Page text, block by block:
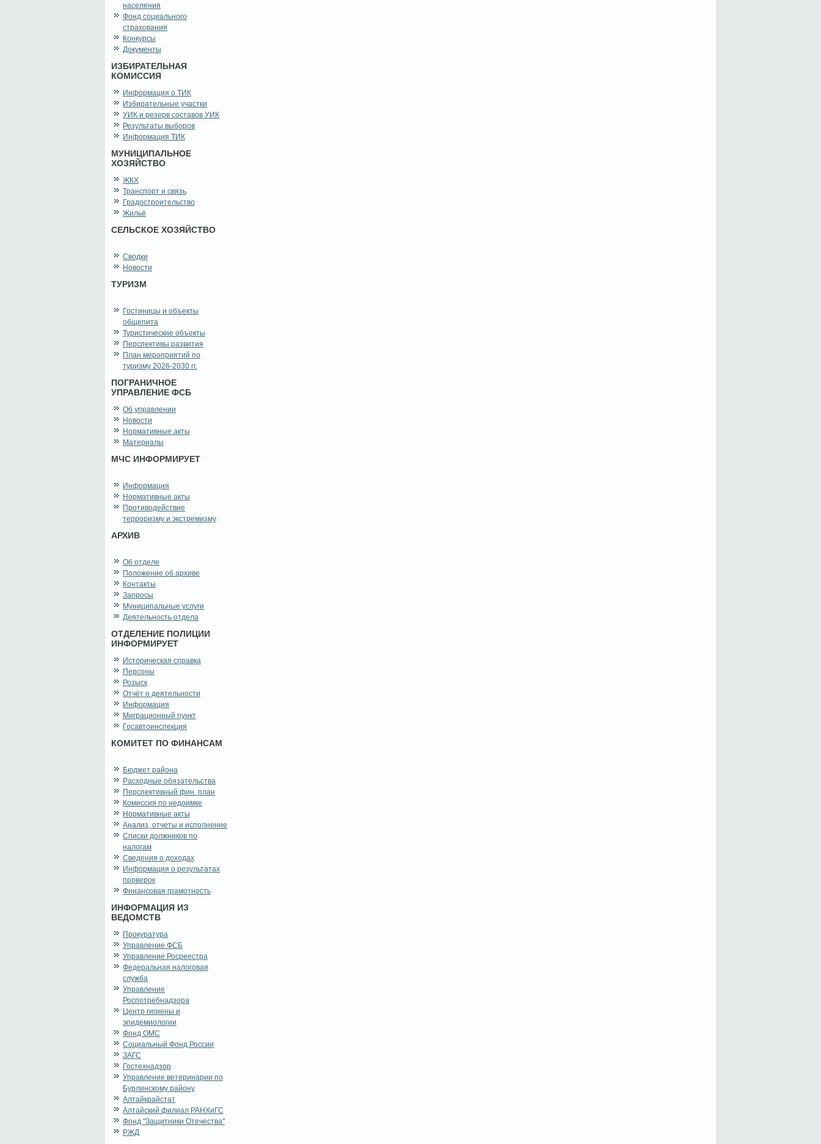
населения
Фонд социального
страхования
Конкурсы
Документы
ИЗБИРАТЕЛЬНАЯ
КОМИССИЯ
Информация о ТИК
Избирательные участки
УИК и резерв составов УИК
Результаты выборов
Информация ТИК
МУНИЦИПАЛЬНОЕ
ХОЗЯЙСТВО
ЖКХ
Транспорт и связь
Градостроительство
Жильё
СЕЛЬСКОЕ ХОЗЯЙСТВО
Сводки
Новости
ТУРИЗМ
Гостиницы и объекты
общепита
Туристические объекты
Перспективы развития
План мероприятий по
туризму 2026-2030 гг.
ПОГРАНИЧНОЕ
УПРАВЛЕНИЕ ФСБ
Об управлении
Новости
Нормативные акты
Материалы
МЧС ИНФОРМИРУЕТ
Информация
Нормативные акты
Противодействие
терроризму и экстремизму
АРХИВ
Об отделе
Положение об архиве
Контакты
Запросы
Муниципальные услуги
Деятельность отдела
ОТДЕЛЕНИЕ ПОЛИЦИИ
ИНФОРМИРУЕТ
Историческая справка
Персоны
Розыск
Отчёт о деятельности
Информация
Миграционный пункт
Госавтоинспекция
КОМИТЕТ ПО ФИНАНСАМ
Бюджет района
Расходные обязательства
Перспективный фин. план
Комиссия по недоимке
Нормативные акты
Анализ, отчеты и исполнение
Списки должников по
налогам
Сведения о доходах
Информация о результатах
проверок
Финансовая грамотность
ИНФОРМАЦИЯ ИЗ
ВЕДОМСТВ
Прокуратура
Управление ФСБ
Управление Росреестра
Федеральная налоговая
служба
Управление
Роспотребнадзора
Центр гигиены и
эпидемиологии
Фонд ОМС
Социальный Фонд России
ЗАГС
Гостехнадзор
Управление ветеринарии по
Бурлинскому району
Алтайкрайстат
Алтайский филиал РАНХиГС
Фонд "Защитники Отечества"
РЖД